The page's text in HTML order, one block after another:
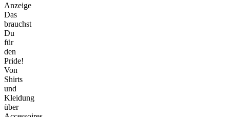
Anzeige
Das
brauchst
Du
für
den
Pride!
Von
Shirts
und
Kleidung
über